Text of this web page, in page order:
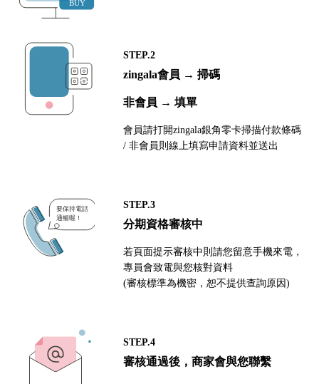
STEP.2
zingala會員 → 掃碼
非會員 → 填單
會員請打開zingala銀角零卡掃描付款條碼
/ 非會員則線上填寫申請資料並送出
STEP.3
分期資格審核中
若頁面提示審核中則請您留意手機來電，
專員會致電與您核對資料
(審核標準為機密，恕不提供查詢原因)
STEP.4
審核通過後，商家會與您聯繫